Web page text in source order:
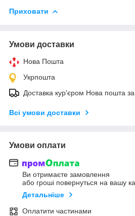
Приховати
Умови доставки
Нова Пошта
Укрпошта
Доставка кур'єром Нова пошта
Всі умови доставки
Умови оплати
Ви отримаєте замовлення
або гроші повернуться на вашу
Детальніше
Оплатити частинами